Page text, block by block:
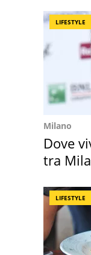
LIFESTYLE
Milano
Dove
tra
LIFESTYLE